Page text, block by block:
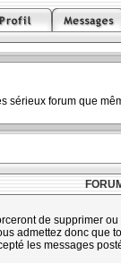
sérieux forum que
de supprimer
admettez donc que
les messages